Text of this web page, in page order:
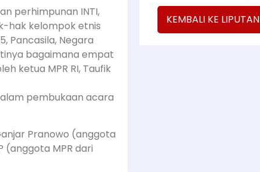
perhimpunan INTI,
hak kelompok etnis
Pancasila, Negara
bagaimana empat
ketua MPR RI, Taufik
pembukaan acara
Pranowo (anggota
(anggota MPR dari
KEMBALI KE LIPUTAN